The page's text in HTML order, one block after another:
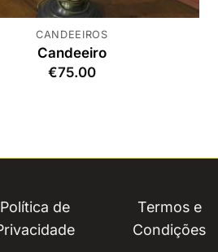
CANDEEIROS
Candeeiro
€75.00
Política de
Termos e
Condições